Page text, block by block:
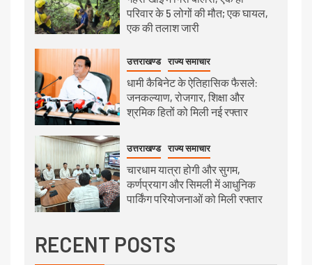
परिवार के 5 लोगों की मौत; एक घायल,
एक की तलाश जारी
उत्तराखण्ड राज्य समाचार
धामी कैबिनेट के ऐतिहासिक फैसले:
जनकल्याण, रोजगार, शिक्षा और
श्रमिक हितों को मिली नई रफ्तार
उत्तराखण्ड राज्य समाचार
चारधाम यात्रा होगी और सुगम,
कर्णप्रयाग और सिमली में आधुनिक
पार्किंग परियोजनाओं को मिली रफ्तार
RECENT POSTS